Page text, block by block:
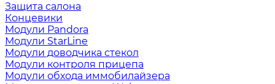
Защита салона
Концевики
Модули Pandora
Модули StarLine
Модули доводчика стекол
Модули контроля прицепа
Модули обхода иммобилайзера